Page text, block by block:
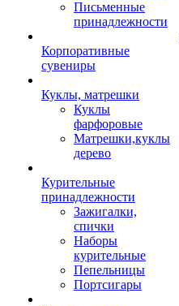
Письменные
принадлежности
Корпоративные
сувениры
Куклы, матрешки
Куклы
фарфоровые
Матрешки,куклы
дерево
Курительные
принадлежности
Зажигалки,
спички
Наборы
курительные
Пепельницы
Портсигары